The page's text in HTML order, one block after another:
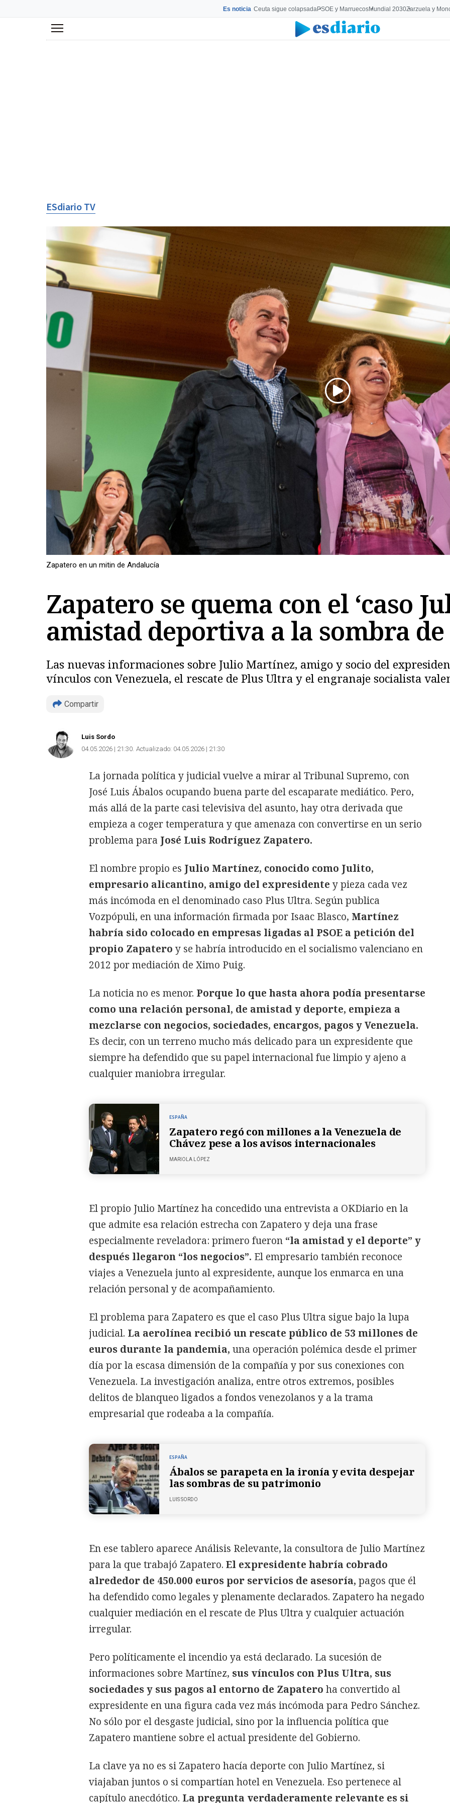
Es noticia Ceuta sigue colapsadaPSOE y MarruecosMundial 2030Zarzuela y
Menú
ESdiario TV
Zapatero en un mitin de Andalucía
Zapatero se quema con el ‘caso
amistad deportiva a la sombra
Las nuevas informaciones sobre Julio Martínez, amigo y socio del
vínculos con Venezuela, el rescate de Plus Ultra y el engranaje socialista
Compartir
Copiar
Luis Sordo
04.05.2026 | 21:30 Actualizado: 04.05.2026 | 21:30
La jornada política y judicial vuelve a mirar al Tribunal Supremo, con
José Luis Ábalos ocupando buena parte del escaparate mediático. Pero,
más allá de la parte casi televisiva del asunto, hay otra derivada que
empieza a coger temperatura y que amenaza con convertirse en un serio
problema para José Luis Rodríguez Zapatero.
El nombre propio es Julio Martínez, conocido como Julito,
empresario alicantino, amigo del expresidente y pieza cada vez
más incómoda en el denominado caso Plus Ultra. Según publica
Vozpópuli, en una información firmada por Isaac Blasco, Martínez
habría sido colocado en empresas ligadas al PSOE a petición del
propio Zapatero y se habría introducido en el socialismo valenciano en
2012 por mediación de Ximo Puig.
La noticia no es menor. Porque lo que hasta ahora podía presentarse
como una relación personal, de amistad y deporte, empieza a
mezclarse con negocios, sociedades, encargos, pagos y Venezuela.
Es decir, con un terreno mucho más delicado para un expresidente que
siempre ha defendido que su papel internacional fue limpio y ajeno a
cualquier maniobra irregular.
ESPAÑA
Zapatero regó con millones a la Venezuela de
Chávez pese a los avisos internacionales
MARIOLA LÓPEZ
El propio Julio Martínez ha concedido una entrevista a OKDiario en la
que admite esa relación estrecha con Zapatero y deja una frase
especialmente reveladora: primero fueron “la amistad y el deporte” y
después llegaron “los negocios”. El empresario también reconoce
viajes a Venezuela junto al expresidente, aunque los enmarca en una
relación personal y de acompañamiento.
El problema para Zapatero es que el caso Plus Ultra sigue bajo la lupa
judicial. La aerolínea recibió un rescate público de 53 millones de
euros durante la pandemia, una operación polémica desde el primer
día por la escasa dimensión de la compañía y por sus conexiones con
Venezuela. La investigación analiza, entre otros extremos, posibles
delitos de blanqueo ligados a fondos venezolanos y a la trama
empresarial que rodeaba a la compañía.
ESPAÑA
Ábalos se parapeta en la ironía y evita despejar
las sombras de su patrimonio
LUIS SORDO
En ese tablero aparece Análisis Relevante, la consultora de Julio Martínez
para la que trabajó Zapatero. El expresidente habría cobrado
alrededor de 450.000 euros por servicios de asesoría, pagos que él
ha defendido como legales y plenamente declarados. Zapatero ha negado
cualquier mediación en el rescate de Plus Ultra y cualquier actuación
irregular.
Pero políticamente el incendio ya está declarado. La sucesión de
informaciones sobre Martínez, sus vínculos con Plus Ultra, sus
sociedades y sus pagos al entorno de Zapatero ha convertido al
expresidente en una figura cada vez más incómoda para Pedro Sánchez.
No sólo por el desgaste judicial, sino por la influencia política que
Zapatero mantiene sobre el actual presidente del Gobierno.
La clave ya no es si Zapatero hacía deporte con Julio Martínez, si
viajaban juntos o si compartían hotel en Venezuela. Eso pertenece al
capítulo anecdótico. La pregunta verdaderamente relevante es si